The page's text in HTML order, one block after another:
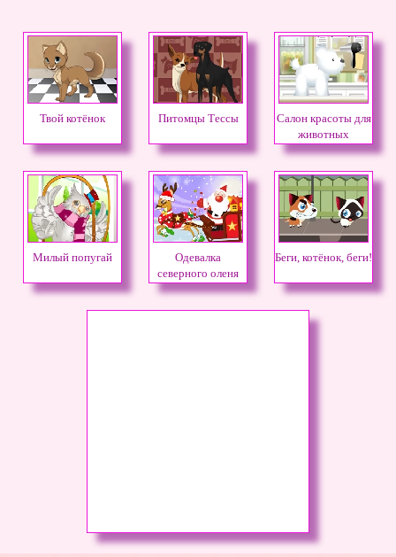
Твой котёнок Питомцы Тессы
Салон красоты для
животных
Милый попугай
Одевалка
северного оленя
Беги, котёнок, беги!